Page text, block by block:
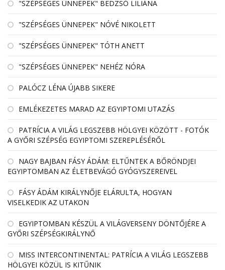
"SZÉPSÉGES ÜNNEPEK" BEDZSÓ LILIÁNA
"SZÉPSÉGES ÜNNEPEK" NÓVÉ NIKOLETT
"SZÉPSÉGES ÜNNEPEK" TÓTH ANETT
"SZÉPSÉGES ÜNNEPEK" NEHÉZ NÓRA
PALÓCZ LÉNA ÚJABB SIKERE
EMLÉKEZETES MARAD AZ EGYIPTOMI UTAZÁS
PATRÍCIA A VILÁG LEGSZEBB HÖLGYEI KÖZÖTT - FOTÓK
A GYŐRI SZÉPSÉG EGYIPTOMI SZEREPLÉSÉRŐL
NAGY BAJBAN FÁSY ÁDÁM: ELTŰNTEK A BŐRÖNDJEI
EGYIPTOMBAN AZ ÉLETBEVÁGÓ GYÓGYSZEREIVEL
FÁSY ÁDÁM KIRÁLYNŐJE ELÁRULTA, HOGYAN
VISELKEDIK AZ UTAKON
EGYIPTOMBAN KÉSZÜL A VILÁGVERSENY DÖNTŐJÉRE A
GYŐRI SZÉPSÉGKIRÁLYNŐ
MISS INTERCONTINENTAL: PATRÍCIA A VILÁG LEGSZEBB
HÖLGYEI KÖZÜL IS KITŰNIK